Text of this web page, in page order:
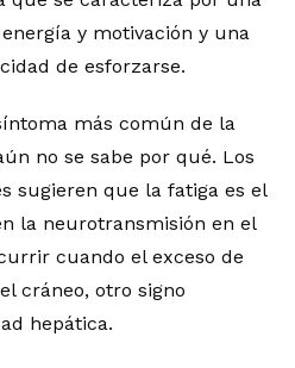
y motivación y una
de esforzarse.
más común de la
no se sabe por qué. Los
sugieren que la fatiga es el
la neurotransmisión en el
cuando el exceso de
cráneo, otro signo
hepática.